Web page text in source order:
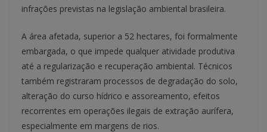
infrações previstas na legislação ambiental brasileira.
A área afetada, superior a 52 hectares, foi formalmente
embargada, o que impede qualquer atividade produtiva
até a regularização e recuperação ambiental. Técnicos
também registraram processos de degradação do solo,
alteração do curso hídrico e assoreamento, efeitos
recorrentes em operações ilegais de extração aurífera,
especialmente em margens de rios.